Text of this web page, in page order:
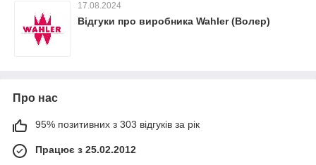
17.08.2024
Відгуки про виробника Wahler (Волер)
Про нас
95% позитивних з 303 відгуків за рік
Працює з 25.02.2012